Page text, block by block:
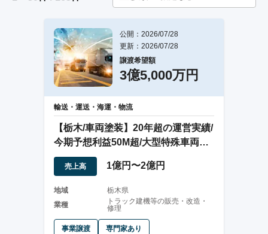
公開：2026/07/28
更新：2026/07/28
譲渡希望額
3億5,000万円
輸送・運送・海運・物流
【栃木/車両塗装】20年超の運営実績/
今期予想利益50M超/大型特殊車両の
塗装業
売上高 1億円〜2億円
地域
栃木県
業種
トラック建機等の販売・改造・
修理
事業譲渡 専門家あり